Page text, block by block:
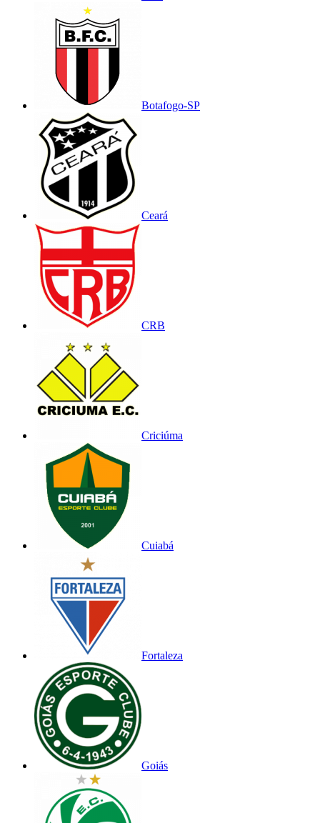
Botafogo-SP
Ceará
CRB
Criciúma
Cuiabá
Fortaleza
Goiás